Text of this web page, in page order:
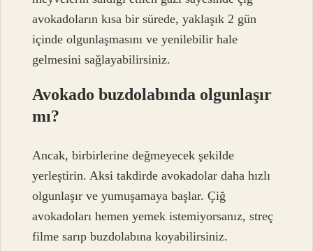
avokadoların kısa bir sürede, yaklaşık 2 gün
içinde olgunlaşmasını ve yenilebilir hale
gelmesini sağlayabilirsiniz.
Avokado buzdolabında olgunlaşır
mı?
Ancak, birbirlerine değmeyecek şekilde
yerleştirin. Aksi takdirde avokadolar daha hızlı
olgunlaşır ve yumuşamaya başlar. Çiğ
avokadoları hemen yemek istemiyorsanız, streç
filme sarıp buzdolabına koyabilirsiniz.